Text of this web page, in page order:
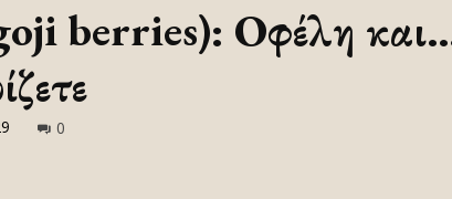
berries): Οφέλη και…
0